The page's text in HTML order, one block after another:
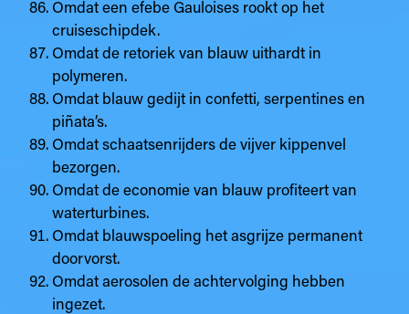
Omdat een efebe Gauloises rookt op het
cruiseschipdek.
Omdat de retoriek van blauw uithardt in
polymeren.
Omdat blauw gedijt in confetti, serpentines en
piñata’s.
Omdat schaatsenrijders de vijver kippenvel
bezorgen.
Omdat de economie van blauw profiteert van
waterturbines.
Omdat blauwspoeling het asgrijze permanent
doorvorst.
Omdat aerosolen de achtervolging hebben
ingezet.